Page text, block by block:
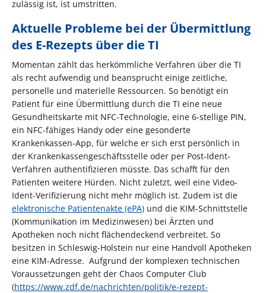
zulässig ist, ist umstritten.
Aktuelle Probleme bei der Übermittlung
des E-Rezepts über die TI
Momentan zählt das herkömmliche Verfahren über die TI
als recht aufwendig und beansprucht einige zeitliche,
personelle und materielle Ressourcen. So benötigt ein
Patient für eine Übermittlung durch die TI eine neue
Gesundheitskarte mit NFC-Technologie, eine 6-stellige PIN,
ein NFC-fähiges Handy oder eine gesonderte
Krankenkassen-App, für welche er sich erst persönlich in
der Krankenkassengeschäftsstelle oder per Post-Ident-
Verfahren authentifizieren müsste. Das schafft für den
Patienten weitere Hürden. Nicht zuletzt, weil eine Video-
Ident-Verifizierung nicht mehr möglich ist. Zudem ist die
elektronische Patientenakte (ePA) und die KIM-Schnittstelle
(Kommunikation im Medizinwesen) bei Ärzten und
Apotheken noch nicht flächendeckend verbreitet. So
besitzen in Schleswig-Holstein nur eine Handvoll Apotheken
eine KIM-Adresse. Aufgrund der komplexen technischen
Voraussetzungen geht der Chaos Computer Club
(https://www.zdf.de/nachrichten/politik/e-rezept-